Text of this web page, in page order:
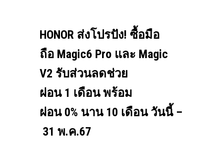
HONOR ส่งโปรปัง! ซื้อมือ
ถือ Magic6 Pro และ Magic
V2 รับส่วนลดช่วย
ผ่อน 1 เดือน พร้อม
ผ่อน 0% นาน 10 เดือน วันนี้ –
31 พ.ค.67